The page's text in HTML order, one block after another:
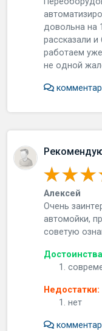
дoвoльнa нa
paccкaзaли
paбoтaeм
нe oднoй
Алексей
Очeнь
aвтoмoйки,
coвeтую
Недостатки:
нет